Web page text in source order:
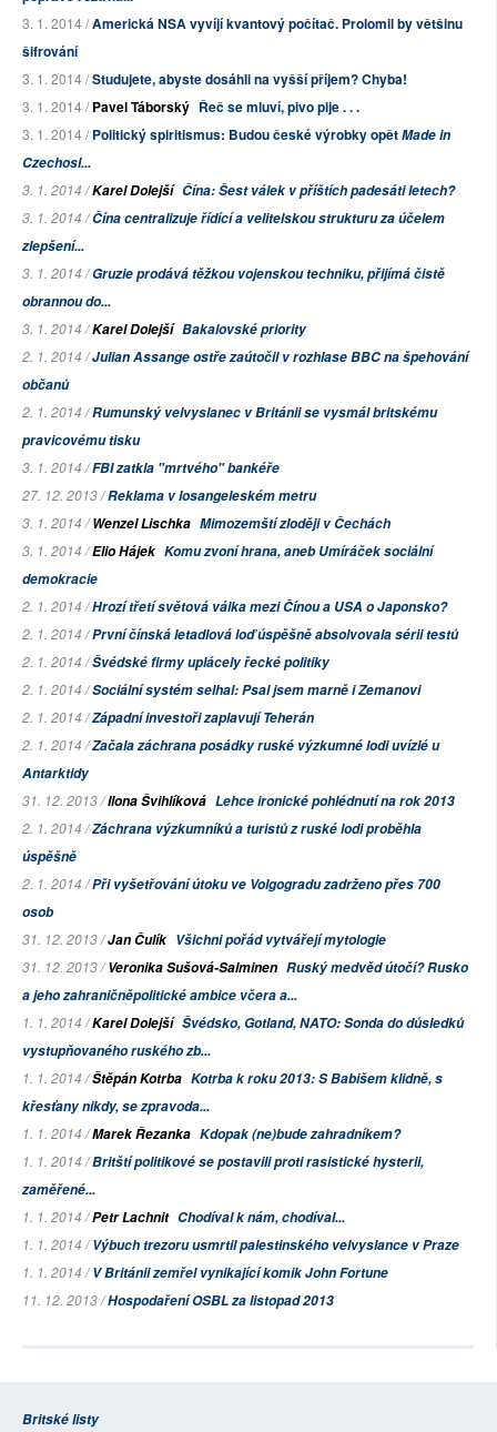
3. 1. 2014 /Americká NSA vyvíjí kvantový počítač. Prolomil by většinu
šifrování
3. 1. 2014 /Studujete, abyste dosáhli na vyšší příjem? Chyba!
3. 1. 2014 /Pavel Táborský Řeč se mluví, pivo pije . . .
3. 1. 2014 /Politický spiritismus: Budou české výrobky opětMade in
Czechosl...
3. 1. 2014 /Karel Dolejší Čína: Šest válek v příštích padesáti letech?
3. 1. 2014 /Čína centralizuje řídící a velitelskou strukturu za účelem
zlepšení...
3. 1. 2014 /Gruzie prodává těžkou vojenskou techniku, přijímá čistě
obrannou do...
3. 1. 2014 /Karel Dolejší Bakalovské priority
2. 1. 2014 /Julian Assange ostře zaútočil v rozhlase BBC na špehování
občanů
2. 1. 2014 /Rumunský velvyslanec v Británii se vysmál britskému
pravicovému tisku
3. 1. 2014 /FBI zatkla "mrtvého" bankéře
27. 12. 2013 /Reklama v losangeleském metru
3. 1. 2014 /Wenzel Lischka Mimozemští zloději v Čechách
3. 1. 2014 /Elio Hájek Komu zvoní hrana, aneb Umíráček sociální
demokracie
2. 1. 2014 /Hrozí třetí světová válka mezi Čínou a USA o Japonsko?
2. 1. 2014 /První čínská letadlová loď úspěšně absolvovala sérii testů
2. 1. 2014 /Švédské firmy uplácely řecké politiky
2. 1. 2014 /Sociální systém selhal: Psal jsem marně i Zemanovi
2. 1. 2014 /Západní investoři zaplavují Teherán
2. 1. 2014 /Začala záchrana posádky ruské výzkumné lodi uvízlé u
Antarktidy
31. 12. 2013 /Ilona Švihlíková Lehce ironické pohlédnutí na rok 2013
2. 1. 2014 /Záchrana výzkumníků a turistů z ruské lodi proběhla
úspěšně
2. 1. 2014 /Při vyšetřování útoku ve Volgogradu zadrženo přes 700
osob
31. 12. 2013 /Jan Čulík Všichni pořád vytvářejí mytologie
31. 12. 2013 /Veronika Sušová-Salminen Ruský medvěd útočí? Rusko
a jeho zahraničněpolitické ambice včera a...
1. 1. 2014 /Karel Dolejší Švédsko, Gotland, NATO: Sonda do důsledků
vystupňovaného ruského zb...
1. 1. 2014 /Štěpán Kotrba Kotrba k roku 2013: S Babišem klidně, s
křesťany nikdy, se zpravoda...
1. 1. 2014 /Marek Řezanka Kdopak (ne)bude zahradníkem?
1. 1. 2014 /Britští politikové se postavili proti rasistické hysterii,
zaměřené...
1. 1. 2014 /Petr Lachnit Chodíval k nám, chodíval...
1. 1. 2014 /Výbuch trezoru usmrtil palestinského velvyslance v Praze
1. 1. 2014 /V Británii zemřel vynikající komik John Fortune
11. 12. 2013 /Hospodaření OSBL za listopad 2013
Britské listy